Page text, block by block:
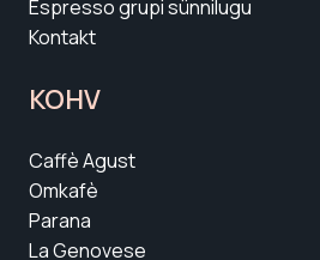
Espresso grupi sünnilugu
Kontakt
KOHV
Caffè Agust
Omkafè
Parana
La Genovese